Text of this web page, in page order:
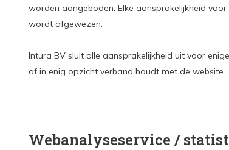
worden aangeboden. Elke aansprakelijkheid
wordt afgewezen.
Intura BV sluit alle aansprakelijkheid uit voor
of in enig opzicht verband houdt met de website.
Webanalyseservice /